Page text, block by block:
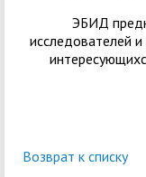
ЭБИД
исследователей
Возврат к списку